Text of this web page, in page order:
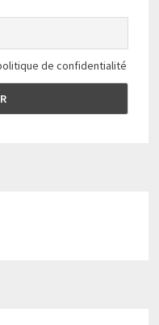
de confidentialité